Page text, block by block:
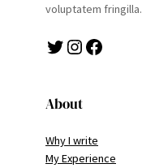
voluptatem fringilla.
Twitter Instagram Facebook
About
Why I write
My Experience